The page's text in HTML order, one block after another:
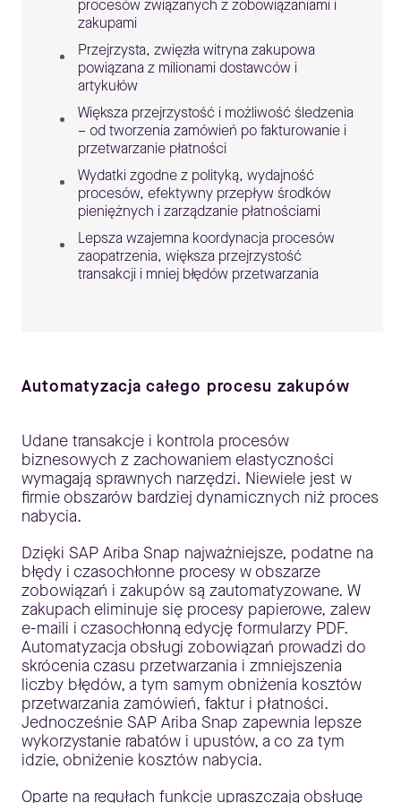
procesów związanych z zobowiązaniami i
zakupami
Przejrzysta, zwięzła witryna zakupowa
powiązana z milionami dostawców i
artykułów
Większa przejrzystość i możliwość śledzenia
– od tworzenia zamówień po fakturowanie i
przetwarzanie płatności
Wydatki zgodne z polityką, wydajność
procesów, efektywny przepływ środków
pieniężnych i zarządzanie płatnościami
Lepsza wzajemna koordynacja procesów
zaopatrzenia, większa przejrzystość
transakcji i mniej błędów przetwarzania
Automatyzacja całego procesu zakupów
Udane transakcje i kontrola procesów
biznesowych z zachowaniem elastyczności
wymagają sprawnych narzędzi. Niewiele jest w
firmie obszarów bardziej dynamicznych niż proces
nabycia.
Dzięki SAP Ariba Snap najważniejsze, podatne na
błędy i czasochłonne procesy w obszarze
zobowiązań i zakupów są zautomatyzowane. W
zakupach eliminuje się procesy papierowe, zalew
e-maili i czasochłonną edycję formularzy PDF.
Automatyzacja obsługi zobowiązań prowadzi do
skrócenia czasu przetwarzania i zmniejszenia
liczby błędów, a tym samym obniżenia kosztów
przetwarzania zamówień, faktur i płatności.
Jednocześnie SAP Ariba Snap zapewnia lepsze
wykorzystanie rabatów i upustów, a co za tym
idzie, obniżenie kosztów nabycia.
Oparte na regułach funkcje upraszczają obsługę